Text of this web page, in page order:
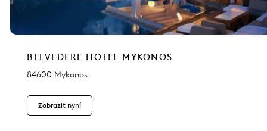
BELVEDERE HOTEL MYKONOS
84600 Mykonos
Zobrazit nyní